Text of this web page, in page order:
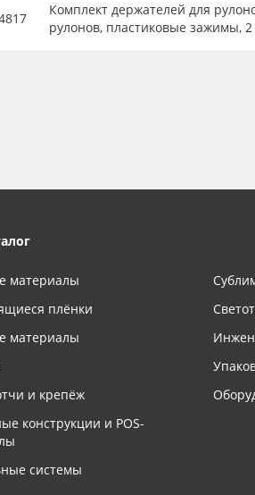
Комплект держателей для
рулонов, пластиковые зажимы,
материалы
плёнки
материалы
и крепёж
конструкции и POS-
системы